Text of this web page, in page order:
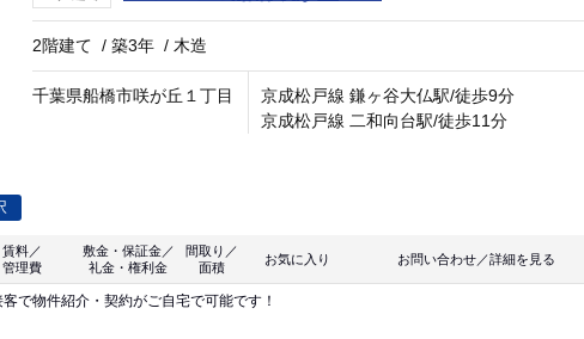
2階建て /築3年 / 木造
千葉県船橋市咲が丘１丁目
京成松戸線 鎌ヶ谷大仏駅/徒歩9分
京成松戸線 二和向台駅/徒歩11分
賃料／
管理費
敷金・保証金／
礼金・権利金
間取り／
面積
お気に入り お問い合わせ／詳細を見る
で物件紹介・契約がご自宅で可能です！